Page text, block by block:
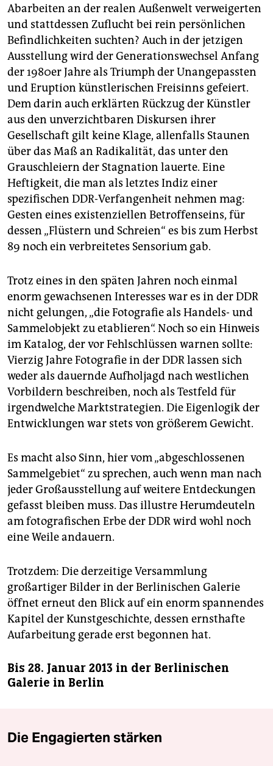
Abarbeiten an der realen Außenwelt verweigerten
und stattdessen Zuflucht bei rein persönlichen
Befindlichkeiten suchten? Auch in der jetzigen
Ausstellung wird der Generationswechsel Anfang
der 1980er Jahre als Triumph der Unangepassten
und Eruption künstlerischen Freisinns gefeiert.
Dem darin auch erklärten Rückzug der Künstler
aus den unverzichtbaren Diskursen ihrer
Gesellschaft gilt keine Klage, allenfalls Staunen
über das Maß an Radikalität, das unter den
Grauschleiern der Stagnation lauerte. Eine
Heftigkeit, die man als letztes Indiz einer
spezifischen DDR-Verfangenheit nehmen mag:
Gesten eines existenziellen Betroffenseins, für
dessen „Flüstern und Schreien“ es bis zum Herbst
89 noch ein verbreitetes Sensorium gab.
Trotz eines in den späten Jahren noch einmal
enorm gewachsenen Interesses war es in der DDR
nicht gelungen, „die Fotografie als Handels- und
Sammelobjekt zu etablieren“. Noch so ein Hinweis
im Katalog, der vor Fehlschlüssen warnen sollte:
Vierzig Jahre Fotografie in der DDR lassen sich
weder als dauernde Aufholjagd nach westlichen
Vorbildern beschreiben, noch als Testfeld für
irgendwelche Marktstrategien. Die Eigenlogik der
Entwicklungen war stets von größerem Gewicht.
Es macht also Sinn, hier vom „abgeschlossenen
Sammelgebiet“ zu sprechen, auch wenn man nach
jeder Großausstellung auf weitere Entdeckungen
gefasst bleiben muss. Das illustre Herumdeuteln
am fotografischen Erbe der DDR wird wohl noch
eine Weile andauern.
Trotzdem: Die derzeitige Versammlung
großartiger Bilder in der Berlinischen Galerie
öffnet erneut den Blick auf ein enorm spannendes
Kapitel der Kunstgeschichte, dessen ernsthafte
Aufarbeitung gerade erst begonnen hat.
Bis 28. Januar 2013 in der Berlinischen
Galerie in Berlin
Die Engagierten stärken